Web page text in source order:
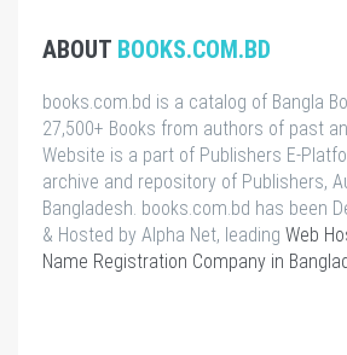
ABOUT BOOKS.COM.BD
books.com.bd is a catalog of Bangla
27,500+ Books from authors of past
Website is a part of Publishers E-
archive and repository of Publishers,
Bangladesh. books.com.bd has been
& Hosted by Alpha Net, leading Web
Name Registration Company in